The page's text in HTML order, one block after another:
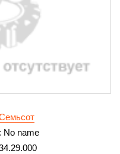
No name